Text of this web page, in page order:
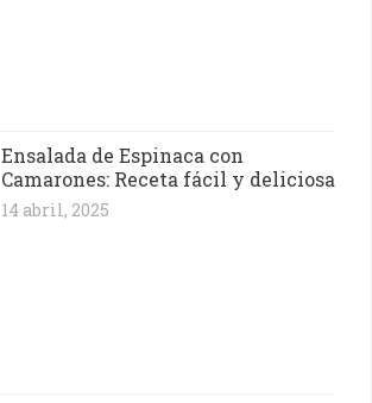
Ensalada de Espinaca con
Camarones: Receta fácil y deliciosa
14 abril, 2025